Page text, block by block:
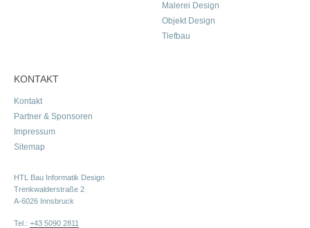
Malerei Design
Objekt Design
Tiefbau
KONTAKT
Kontakt
Partner & Sponsoren
Impressum
Sitemap
HTL Bau Informatik Design
Trenkwalderstraße 2
A-6026 Innsbruck
Tel.: +43 5090 2811